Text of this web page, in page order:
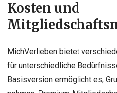
Kosten und
MichVerlieben bietet
für unterschiedliche
Basisversion ermöglicht es,